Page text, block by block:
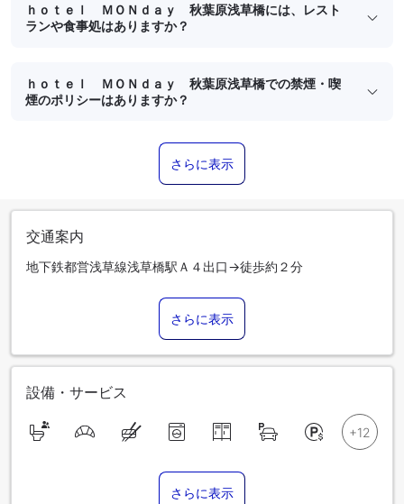
ｈｏｔｅｌ ＭＯＮｄａｙ 秋葉原浅草橋には、レスト
ランや食事処はありますか？
ｈｏｔｅｌ ＭＯＮｄａｙ 秋葉原浅草橋での禁煙・喫
煙のポリシーはありますか？
さらに表示
交通案内
地下鉄都営浅草線浅草橋駅Ａ４出口→徒歩約２分
さらに表示
設備・サービス
さらに表示